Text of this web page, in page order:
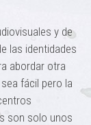
y de
las identidades
abordar otra
fácil pero la
son solo unos